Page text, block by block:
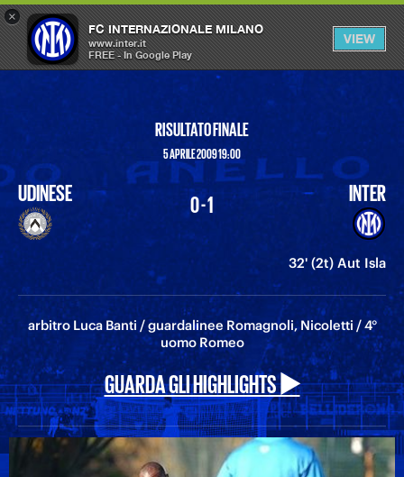
×
FC INTERNAZIONALE MILANO
www.inter.it
FREE - In Google Play
VIEW
OPEN
MENU
RISULTATO FINALE
5 APRILE 2009 19:00
UDINESE 0 - 1 INTER
32' (2t) Aut Isla
arbitro Luca Banti / guardalinee Romagnoli, Nicoletti / 4°
uomo Romeo
GUARDA GLI HIGHLIGHTS ▶️